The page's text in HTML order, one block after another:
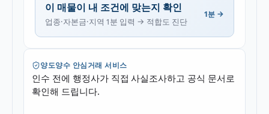
이 매물이 내 조건에 맞는지 확인
업종·자본금·지역 1분 입력 → 적합도 진단
1분 →
양도양수 안심거래 서비스
인수 전에 행정사가 직접 사실조사하고 공식 문서로
확인해 드립니다.